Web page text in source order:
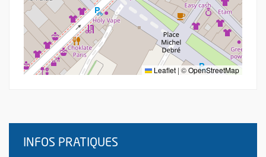
Leaflet | ©OpenStreetMap
INFOS PRATIQUES